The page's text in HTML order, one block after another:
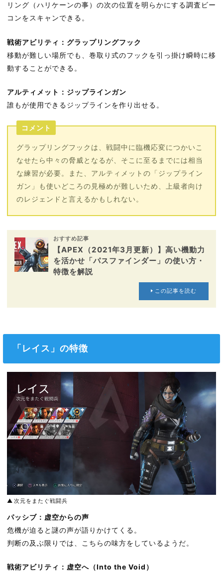
リング（ハリケーンの事）の次の位置を明らかにする調査ビー
コンをスキャンできる。
戦術アビリティ：グラップリングフック
移動が難しい場所でも、巻取り式のフックを引っ掛け瞬時に移
動することができる。
アルティメット：ジップラインガン
誰もが使用できるジップラインを作り出せる。
コメント
グラップリングフックは、戦闘中に臨機応変につかいこ
なせたら中々の脅威となるが、そこに至るまでには相当
な練習が必要。また、アルティメットの「ジップライン
ガン」も使いどころの見極めが難しいため、上級者向け
のレジェンドと言えるかもしれない。
おすすめ記事
【APEX（2021年3月更新）】高い機動力
を活かせ「パスファインダー」の使い方・
特徴を解説
この記事を読む
「レイス」の特徴
次元をまたぐ戦闘兵
パッシブ：虚空からの声
危機が迫ると謎の声が語りかけてくる。
判断の及ぶ限りでは、こちらの味方をしているようだ。
戦術アビリティ：虚空へ（Into the Void）